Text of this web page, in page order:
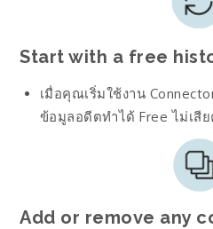
Start with a free
เมื่อคุณเริ่มใช้งาน
ข้อมูลอดีตทำได้ Free ไม่เสีย
Add or remove any